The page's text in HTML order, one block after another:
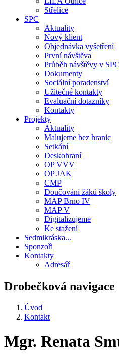
Střelice
SPC
Aktuality
Nový klient
Objednávka vyšetření
První návštěva
Průběh návštěvy v SPC
Dokumenty
Sociální poradenství
Užitečné kontakty
Evaluační dotazníky
Kontakty
Projekty
Aktuality
Malujeme bez hranic
Setkání
Deskohraní
OP VVV
OP JAK
CMP
Doučování žáků školy
MAP Brno IV
MAP V
Digitalizujeme
Ke stažení
Sedmikráska...
Sponzoři
Kontakty
Adresář
Drobečková navigace
Úvod
Kontakt
Mgr. Renata